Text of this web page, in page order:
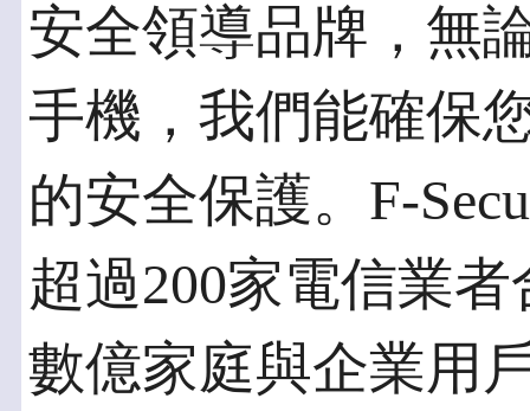
安全領導品牌，無
手機，我們能確保
的安全保護。F-
超過200家電信業
數億家庭與企業用